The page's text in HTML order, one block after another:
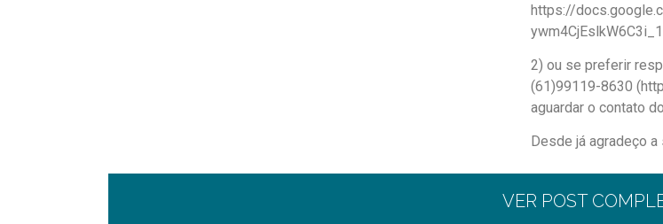
https://
2) ou se preferir
(61)99119-8630
aguardar o contato
Desde já agradeço
Alberto Erich S. de P.
Pesquisador
VER POST